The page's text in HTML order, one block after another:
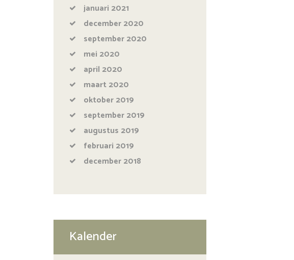
januari 2021
december2020
september2020
mei 2020
april 2020
maart2020
oktober2019
september2019
augustus 2019
februari 2019
december2018
Kalender